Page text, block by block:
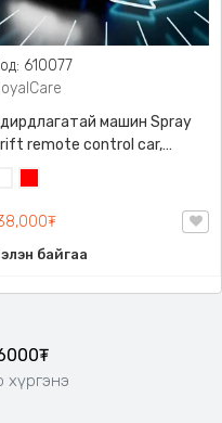
610077
машин Spray
remote control car,
RoyalCare, 2 өнгөний
сонголттой, хөгжимтэй, 4
нь гэрэл асдаг, урд
байгаа
хүргэнэ